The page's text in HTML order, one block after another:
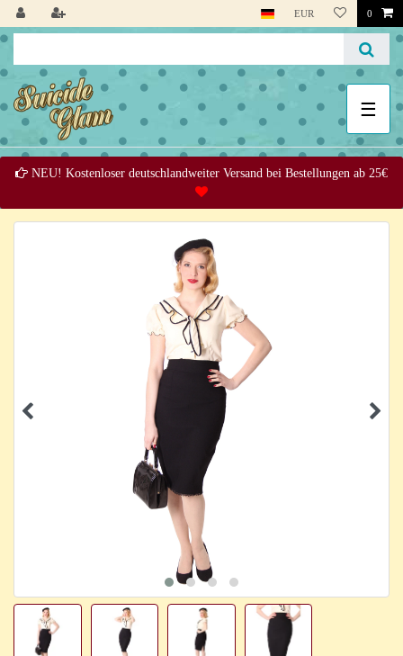
EUR 0
☰
NEU! Kostenloser deutschlandweiter Versand bei Bestellungen ab 25€